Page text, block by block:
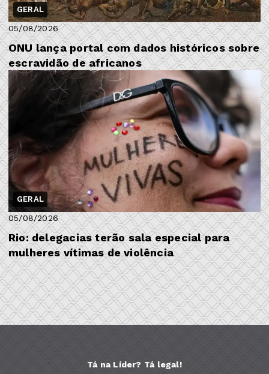
GERAL
05/08/2026
ONU lança portal com dados históricos sobre
escravidão de africanos
GERAL
05/08/2026
Rio: delegacias terão sala especial para
mulheres vítimas de violência
Tá na Líder? Tá legal!